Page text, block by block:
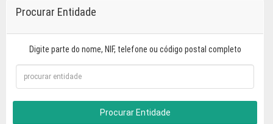
Procurar Entidade
Digite parte do nome, NIF, telefone ou código postal completo
Procurar Entidade